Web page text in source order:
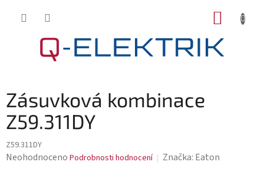
Zásuvková kombinace
Z59.311DY
Z59.311DY
Průměrné
Neohodnoceno Podrobnosti hodnocení Značka: Eaton